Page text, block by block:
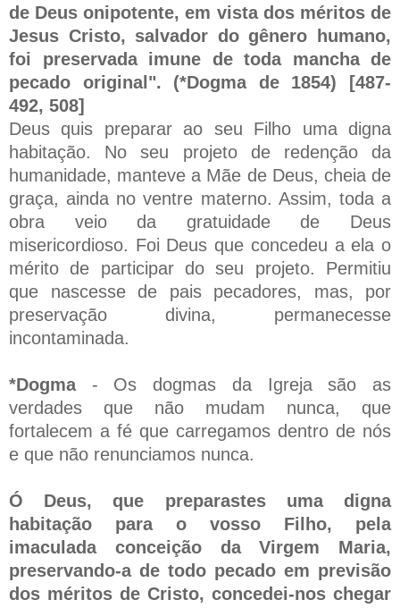
de Deus onipotente, em vista dos méritos de
Jesus Cristo, salvador do gênero humano,
foi preservada imune de toda mancha de
pecado original". (*Dogma de 1854) [487-
492, 508]
Deus quis preparar ao seu Filho uma digna
habitação. No seu projeto de redenção da
humanidade, manteve a Mãe de Deus, cheia de
graça, ainda no ventre materno. Assim, toda a
obra veio da gratuidade de Deus
misericordioso. Foi Deus que concedeu a ela o
mérito de participar do seu projeto. Permitiu
que nascesse de pais pecadores, mas, por
preservação divina, permanecesse
incontaminada.
*Dogma- Os dogmas da Igreja são as
verdades que não mudam nunca, que
fortalecem a fé que carregamos dentro de nós
e que não renunciamos nunca.
Ó Deus, que preparastes uma digna
habitação para o vosso Filho, pela
imaculada conceição da Virgem Maria,
preservando-a de todo pecado em previsão
dos méritos de Cristo, concedei-nos chegar